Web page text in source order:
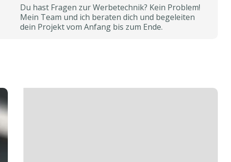
Du hast Fragen zur Werbetechnik? Kein Problem!
Mein Team und ich beraten dich und begeleiten
dein Projekt vom Anfang bis zum Ende.